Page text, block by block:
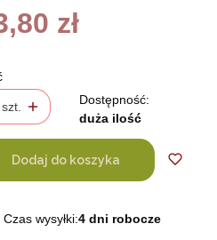
zł
szt.
Dostępność:
duża ilość
Dodaj do koszyka
Czas wysyłki:4 dni robocze